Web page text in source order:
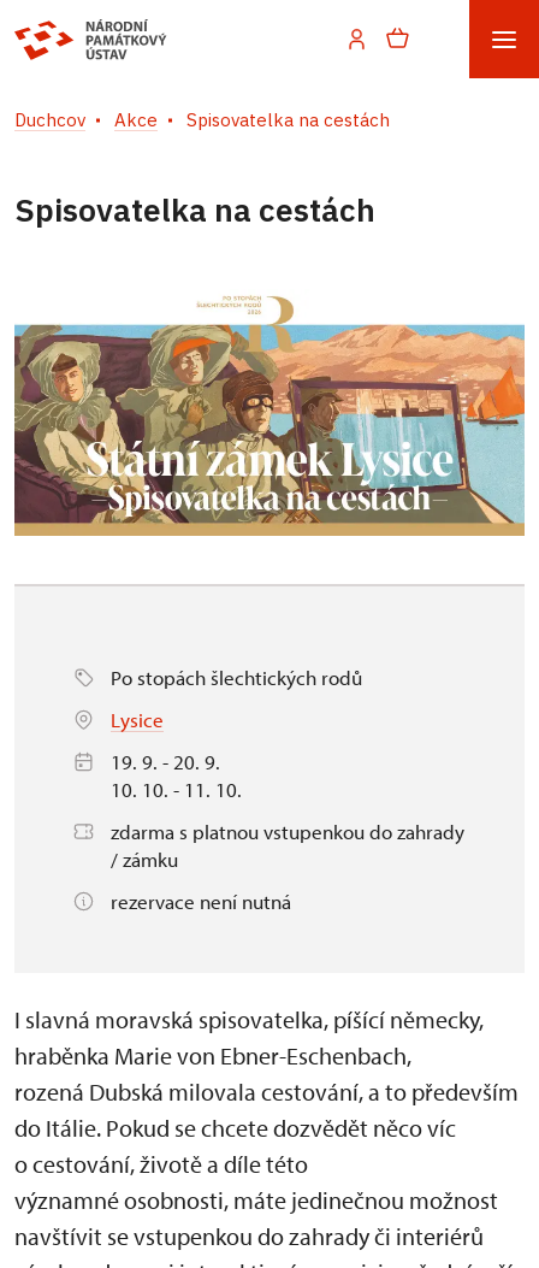
Duchcov Akce Spisovatelka na cestách
Spisovatelka na cestách
Po stopách šlechtických rodů
Lysice
19. 9. - 20. 9.
10. 10. - 11. 10.
zdarma s platnou vstupenkou do zahrady
/ zámku
rezervace není nutná
I slavná moravská spisovatelka, píšící německy,
hraběnka Marie von Ebner-Eschenbach,
rozená Dubská milovala cestování, a to především
do Itálie. Pokud se chcete dozvědět něco víc
o cestování, životě a díle této
významné osobnosti, máte jedinečnou možnost
navštívit se vstupenkou do zahrady či interiérů